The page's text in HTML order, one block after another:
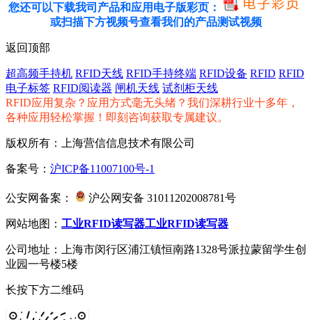
您还可以下载我司产品和应用电子版彩页：
或扫描下方视频号查看我们的产品测试视频
返回顶部
超高频手持机 RFID天线 RFID手持终端 RFID设备 RFID RFID
电子标签 RFID阅读器 闸机天线 试剂柜天线
RFID应用复杂？应用方式毫无头绪？我们深耕行业十多年，
各种应用轻松掌握！即刻咨询获取专属建议。
版权所有：上海营信信息技术有限公司
备案号： 沪ICP备11007100号-1
公安网备案： 沪公网安备 31011202008781号
网站地图： 工业RFID读写器工业RFID读写器
公司地址：上海市闵行区浦江镇恒南路1328号派拉蒙留学生创
业园一号楼5楼
长按下方二维码